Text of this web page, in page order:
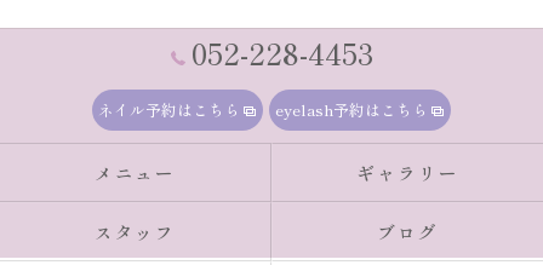
052-228-4453
ネイル予約はこちら eyelash予約はこちら
メニュー ギャラリー
スタッフ ブログ